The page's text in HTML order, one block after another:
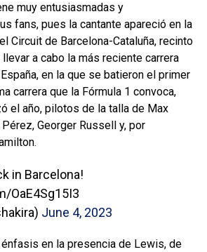
muy entusiasmadas y
fans, pues la cantante apareció en la
Circuit de Barcelona-Cataluña, recinto
a cabo la más reciente carrera
en la que se batieron el primer
carrera que la Fórmula 1 convoca,
el año, pilotos de la talla de Max
Georger Russell y, por
in Barcelona!
OaE4Sg15I3
June 4, 2023
en la presencia de Lewis, de